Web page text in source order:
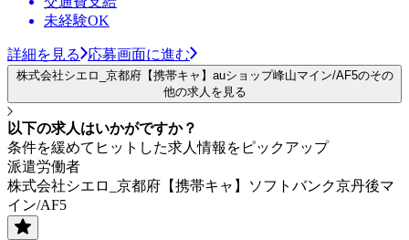
未経験OK
詳細を見る 応募画面に進む
株式会社シエロ_京都府【携帯キャ】auショップ峰山マイン/AF5のその
他の求人を見る
以下の求人はいかがですか？
条件を緩めてヒットした求人情報をピックアップ
派遣労働者
株式会社シエロ_京都府【携帯キャ】ソフトバンク京丹後マ
イン/AF5